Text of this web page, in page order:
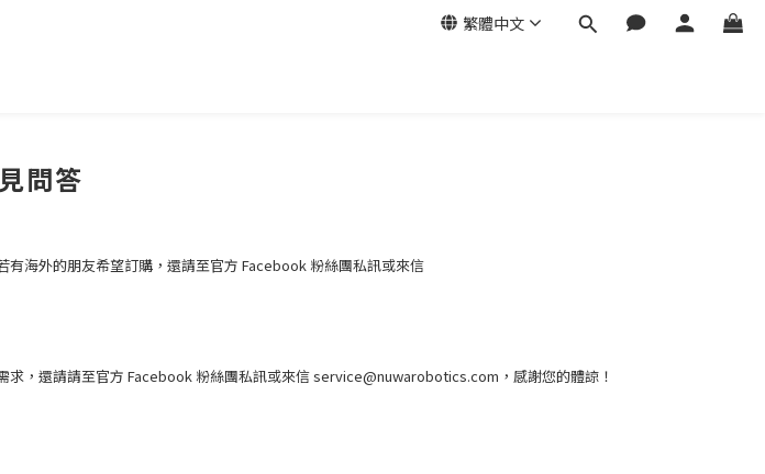
繁體中文
問答
海外的朋友希望訂購，還請至官方 Facebook 粉絲團私訊或來信
求，還請請至官方 Facebook 粉絲團私訊或來信 service@nuwarobotics.com，感謝您的體諒！